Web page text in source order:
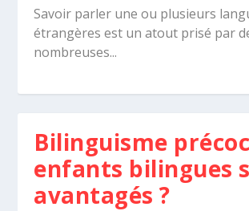
Savoir parler une ou plusieurs
étrangères est un atout prisé par
nombreuses...
Bilinguisme
enfants bilingues
avantagés ?